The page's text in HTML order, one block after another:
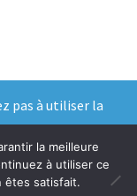
pas à utiliser la
la meilleure
à utiliser ce
êtes satisfait.